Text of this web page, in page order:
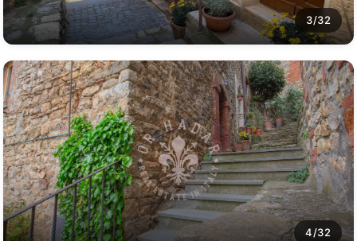
3/32
4/32